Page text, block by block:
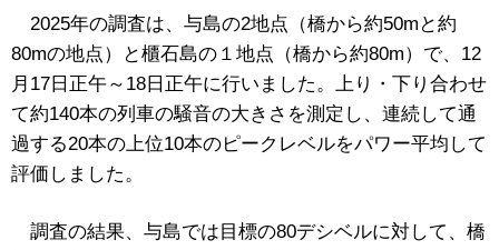
2025年の調査は、与島の2地点（橋から約50mと約
80mの地点）と櫃石島の１地点（橋から約80m）で、12
月17日正午～18日正午に行いました。上り・下り合わせ
て約140本の列車の騒音の大きさを測定し、連続して通
過する20本の上位10本のピークレベルをパワー平均して
評価しました。
調査の結果、与島では目標の80デシベルに対して、橋